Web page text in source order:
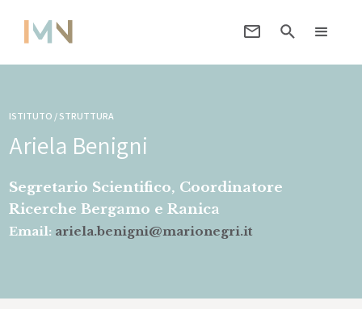
ISTITUTO / STRUTTURA
Ariela Benigni
Segretario Scientifico, Coordinatore
Ricerche Bergamo e Ranica
Email: ariela.benigni@marionegri.it